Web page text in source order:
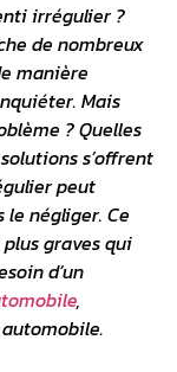
irrégulier ?
de nombreux
manière
Mais
? Quelles
s’offrent
peut
négliger. Ce
graves qui
d’un
,